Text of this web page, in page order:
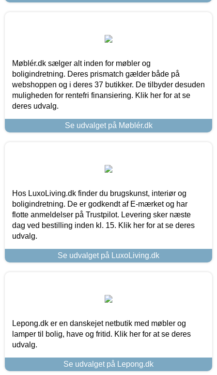
Møblér.dk sælger alt inden for møbler og
boligindretning. Deres prismatch gælder både på
webshoppen og i deres 37 butikker. De tilbyder desuden
muligheden for rentefri finansiering. Klik her for at se
deres udvalg.
Se udvalget på Møblér.dk
Hos LuxoLiving.dk finder du brugskunst, interiør og
boligindretning. De er godkendt af E-mærket og har
flotte anmeldelser på Trustpilot. Levering sker næste
dag ved bestilling inden kl. 15. Klik her for at se deres
udvalg.
Se udvalget på LuxoLiving.dk
Lepong.dk er en danskejet netbutik med møbler og
lamper til bolig, have og fritid. Klik her for at se deres
udvalg.
Se udvalget på Lepong.dk